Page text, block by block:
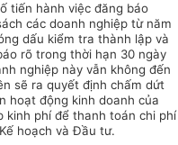
tiến hành việc đăng báo
các doanh nghiệp từ năm
dấu kiểm tra thành lập và
rõ trong thời hạn 30 ngày
nghiệp này vẫn không đến
sẽ ra quyết định chấm dứt
hoạt động kinh doanh của
kinh phí để thanh toán chi phí
hoạch và Đầu tư.